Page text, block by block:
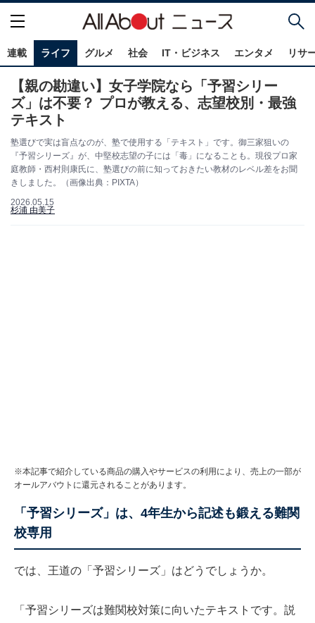
連載 ライフ グルメ 社会 IT・ビジネス エンタメ リサ
【親の勘違い】女子学院なら「予習シリー
ズ」は不要？ プロが教える、志望校別・最強
テキスト
塾選びで実は盲点なのが、塾で使用する「テキスト」です。御三家狙いの
『予習シリーズ』が、中堅校志望の子には「毒」になることも。現役プロ家
庭教師・西村則康氏に、塾選びの前に知っておきたい教材のレベル差をお聞
きしました。（画像出典：PIXTA）
2026.05.15
杉浦 由美子
※本記事で紹介している商品の購入やサービスの利用により、売上の一部が
オールアバウトに還元されることがあります。
「予習シリーズ」は、4年生から記述も鍛える難関
校専用
では、王道の「予習シリーズ」はどうでしょうか。
「予習シリーズは難関校対策に向いたテキストです。説